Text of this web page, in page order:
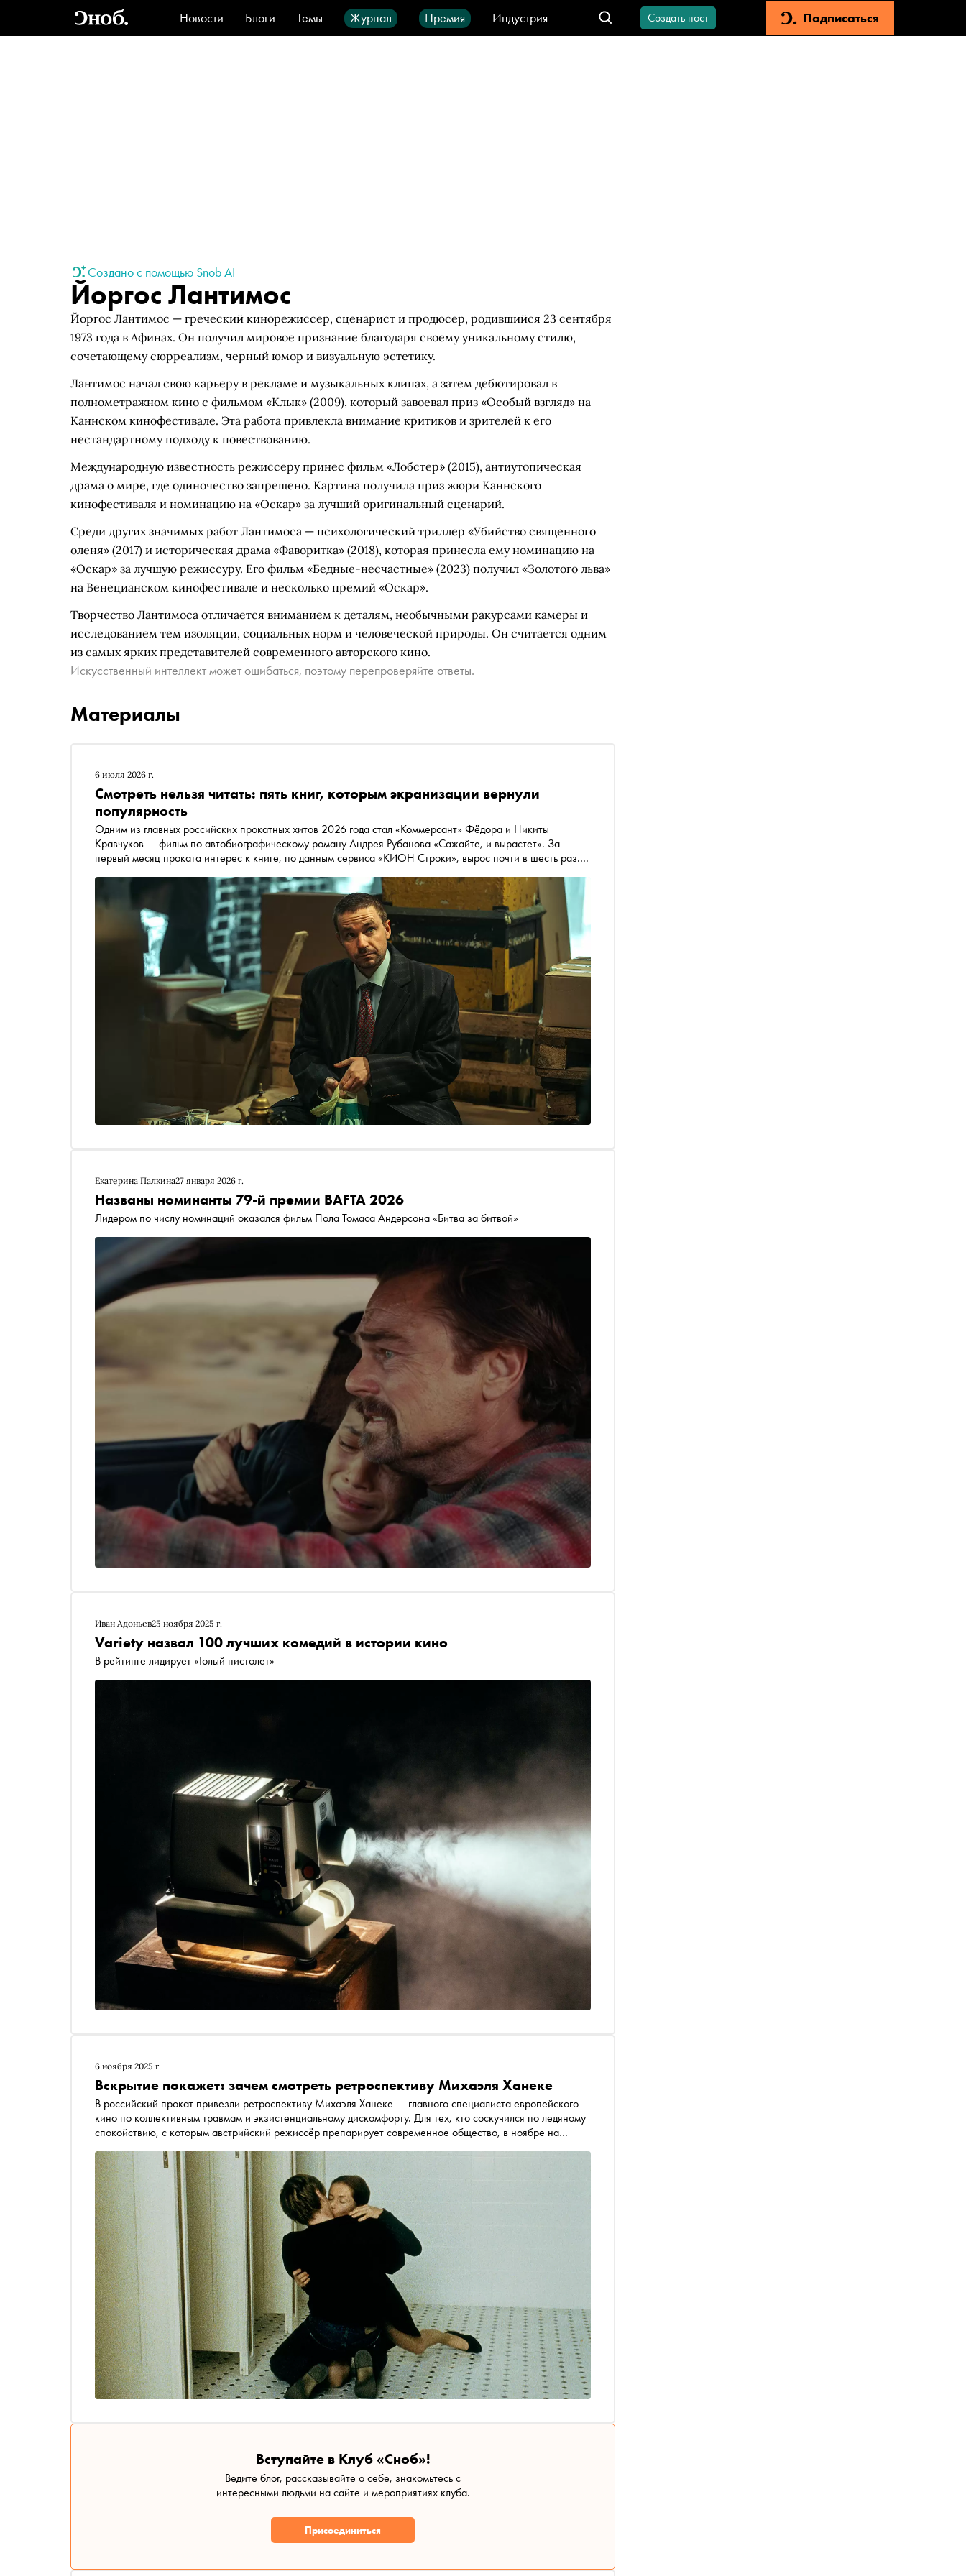
Новости Блоги Темы Журнал Премия
Индустрия
Стиль
Видео Город IT-продукты
Создать пост Подписаться
Создано с помощью Snob AI
Йоргос Лантимос
Йоргос Лантимос — греческий кинорежиссер, сценарист и продюсер, родившийся 23 сентября
1973 года в Афинах. Он получил мировое признание благодаря своему уникальному стилю,
сочетающему сюрреализм, черный юмор и визуальную эстетику.
Лантимос начал свою карьеру в рекламе и музыкальных клипах, а затем дебютировал в
полнометражном кино с фильмом «Клык» (2009), который завоевал приз «Особый взгляд» на
Каннском кинофестивале. Эта работа привлекла внимание критиков и зрителей к его
нестандартному подходу к повествованию.
Международную известность режиссеру принес фильм «Лобстер» (2015), антиутопическая
драма о мире, где одиночество запрещено. Картина получила приз жюри Каннского
кинофестиваля и номинацию на «Оскар» за лучший оригинальный сценарий.
Среди других значимых работ Лантимоса — психологический триллер «Убийство священного
оленя» (2017) и историческая драма «Фаворитка» (2018), которая принесла ему номинацию на
«Оскар» за лучшую режиссуру. Его фильм «Бедные-несчастные» (2023) получил «Золотого льва»
на Венецианском кинофестивале и несколько премий «Оскар».
Творчество Лантимоса отличается вниманием к деталям, необычными ракурсами камеры и
исследованием тем изоляции, социальных норм и человеческой природы. Он считается одним
из самых ярких представителей современного авторского кино.
Искусственный интеллект может ошибаться, поэтому перепроверяйте ответы.
Материалы
6 июля 2026 г.
Смотреть нельзя читать: пять книг, которым экранизации вернули
популярность
Одним из главных российских прокатных хитов 2026 года стал «Коммерсант» Фёдора и Никиты
Кравчуков — фильм по автобиографическому роману Андрея Рубанова «Сажайте, и вырастет». За
первый месяц проката интерес к книге, по данным сервиса «КИОН Строки», вырос почти в шесть раз.
бестселлеры, получили новые издания и нашли новых читателей
Екатерина Палкина27 января 2026 г.
Названы номинанты 79-й премии BAFTA 2026
Лидером по числу номинаций оказался фильм Пола Томаса Андерсона «Битва за битвой»
Иван Адоньев25 ноября 2025 г.
Variety назвал 100 лучших комедий в истории кино
В рейтинге лидирует «Голый пистолет»
6 ноября 2025 г.
Вскрытие покажет: зачем смотреть ретроспективу Михаэля Ханеке
В российский прокат привезли ретроспективу Михаэля Ханеке — главного специалиста европейского
кино по коллективным травмам и экзистенциальному дискомфорту. Для тех, кто соскучился по ледяному
спокойствию, с которым австрийский режиссёр препарирует современное общество, в ноябре на
расслабиться; скорее — сеанс шоковой терапии от лауреата «Оскара» и двукратного обладателя
«Золотой пальмовой ветви», после которого мир за окном уже не покажется прежним
Вступайте в Клуб «Сноб»!
Ведите блог, рассказывайте о себе, знакомьтесь с
интересными людьми на сайте и мероприятиях клуба.
Присоединиться